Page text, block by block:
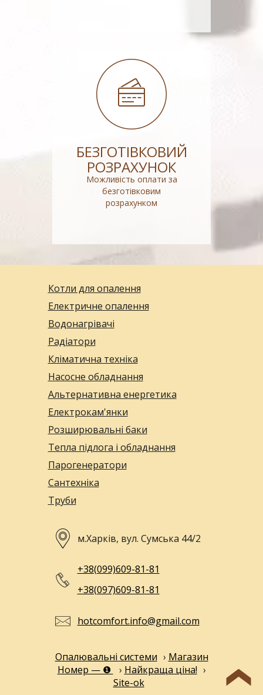
БЕЗГОТІВКОВИЙ
РОЗРАХУНОК
Можливість оплати за
безготівковим
розрахунком
Котли для опалення
Електричне опалення
Водонагрівачі
Радіатори
Кліматична техніка
Насосне обладнання
Альтернативна енергетика
Електрокам'янки
Розширювальні баки
Тепла підлога і обладнання
Парогенератори
Сантехніка
Труби
м.Харків, вул. Сумська 44/2
+38(099)609-81-81
+38(097)609-81-81
hotcomfort.info@gmail.com
Опалювальні системи › Магазин
Номер — ❶
› Найкраща ціна! ›
Site-ok